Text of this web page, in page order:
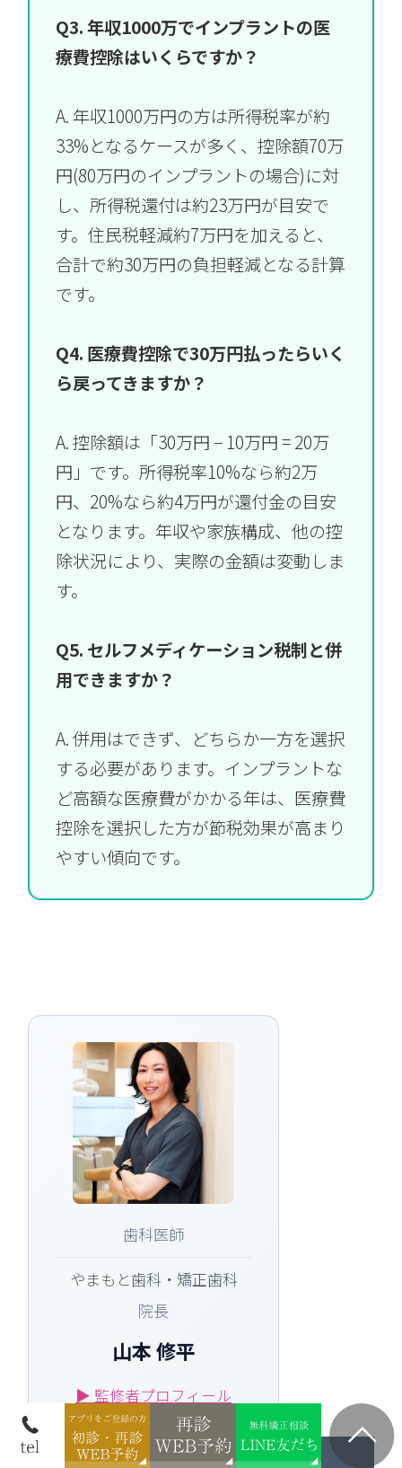
Q3. 年収1000万でインプラントの医
療費控除はいくらですか？
A. 年収1000万円の方は所得税率が約
33%となるケースが多く、控除額70万
円(80万円のインプラントの場合)に対
し、所得税還付は約23万円が目安で
す。住民税軽減約7万円を加えると、
合計で約30万円の負担軽減となる計算
です。
Q4. 医療費控除で30万円払ったらいく
ら戻ってきますか？
A. 控除額は「30万円 − 10万円 = 20万
円」です。所得税率10%なら約2万
円、20%なら約4万円が還付金の目安
となります。年収や家族構成、他の控
除状況により、実際の金額は変動しま
す。
Q5. セルフメディケーション税制と併
用できますか？
A. 併用はできず、どちらか一方を選択
する必要があります。インプラントな
ど高額な医療費がかかる年は、医療費
控除を選択した方が節税効果が高まり
やすい傾向です。
歯科医師
やまもと歯科・矯正歯科
院長
山本 修平
▶ 監修者プロフィール
経歴